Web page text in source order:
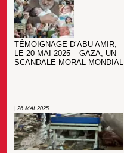
TÉMOIGNAGE D’ABU AMIR,
LE 20 MAI 2025 – GAZA, UN
SCANDALE MORAL MONDIAL
| 26 MAI 2025